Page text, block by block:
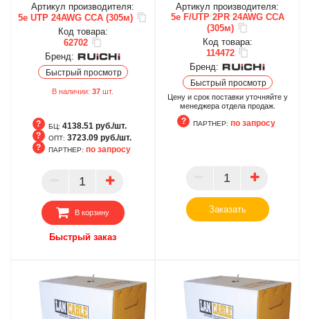
Артикул производителя:
5e UTP 24AWG CCA (305м)
Код товара:
62702
Бренд:
Быстрый просмотр
В наличии: 37 шт.
БЦ: 4138.51 руб./шт.
ОПТ: 3723.09 руб./шт.
ПАРТНЕР
ПАРТНЕР: по запросу
В корзину
Быстрый заказ
Артикул производителя:
5e F/UTP 2PR 24AWG CCA
(305м)
Код товара:
114472
Бренд:
Быстрый просмотр
Цену и срок поставки уточняйте у
менеджера отдела продаж.
ПАРТНЕР: по запросу
Заказать